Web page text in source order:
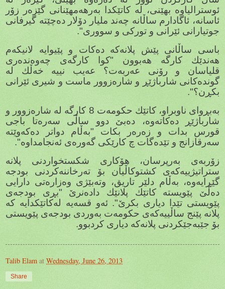
ئوسترالیاوە بهێنی، لە كاتێكدا بەرهەمهێنانی گێزەر زۆر
ئاسانە، ئاگادارم ساڵانە چەند ملیار دۆلار دەچێتە گیرفانی
جوتیارانی ئێرانی و توركی و سووری".
باسی ساڵانی پێش پلانەكە دەكات و پێیوایە لانیكەم
هەندێك كارگە هەبوون "كوا كارگەی چەوەندەری
قلیاسان و رۆنی عەربەت؟ عەیب نییە خەڵك لە
گوندەكانی شارباژێڕ و شارەزوور ماست و شیری ئێرانی
بكڕن؟".
بەبڕوای ناوبراو، كاتێك حكومەت 8 كارگە لە شارەزوور و
شارباژێڕ دەكاتەوە، دەبێ دوو ساڵی سەرەتا باجی
قورس بدات و زەرەر بكات "بەڵام دواتر دەكەوێتە
سەرقازانج و تێدەگات چ كارێكی گەورەی ئەنجامداوە".
زۆربەی بەرپرسان، هۆكاری شكستخواردنی پلانە
ستراتیژییەكەی كشتوكاڵیان بۆ تەرخاننەكردنی بودجە
گێڕایەوە، بەڵام دلێر تاریق، وتەبێژی وەزارەتی دارایی
دەڵێ پێویستە كاتێك پلانێك دادەنرێ "بڕی بودجەی
پێویستی تێدا دیاری بكرێ". ئەو قسەیە لەكاتێكدایە كە
پلانە پێنج ساڵییەكەی حكومەت بەوردی بودجەی پێویستی
بۆ جێبەجێكردنی پلانەكە دیاری كردبوو.
Talib Elam at Wednesday, June 26, 2013
Share